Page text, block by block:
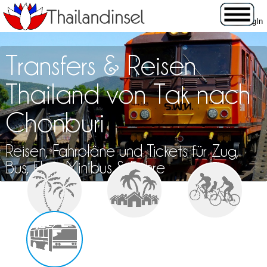
Transfers & Reisen
Thailand von Tak nach
Chonburi
Reisen, Fahrpläne und Tickets für Zug,
Bus, Flug, Minibus & Fähre